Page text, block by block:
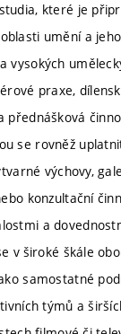
které je
umění a
vysokých
praxe,
přednášková
se rovněž
výchovy,
konzultační
a
v široké škále
samostatné
týmů a